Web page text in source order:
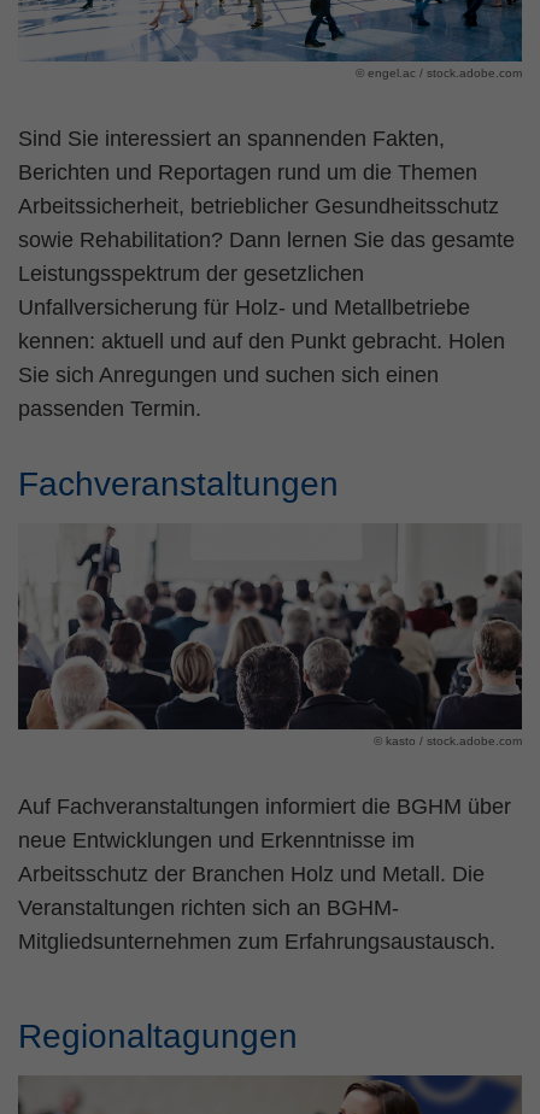
© engel.ac / stock.adobe.com
Sind Sie interessiert an spannenden Fakten,
Berichten und Reportagen rund um die Themen
Arbeitssicherheit, betrieblicher Gesundheitsschutz
sowie Rehabilitation? Dann lernen Sie das gesamte
Leistungsspektrum der gesetzlichen
Unfallversicherung für Holz- und Metallbetriebe
kennen: aktuell und auf den Punkt gebracht. Holen
Sie sich Anregungen und suchen sich einen
passenden Termin.
Fachveranstaltungen
© kasto / stock.adobe.com
Auf Fachveranstaltungen informiert die BGHM über
neue Entwicklungen und Erkenntnisse im
Arbeitsschutz der Branchen Holz und Metall. Die
Veranstaltungen richten sich an BGHM-
Mitgliedsunternehmen zum Erfahrungsaustausch.
Regionaltagungen
Name fe_typo_user
Laufzeit Session
Zweck
Dieses Cookie ist ein Standard-Session-
Cookie von TYPO3. Es speichert im Falle
eines Benutzer-Logins die Session ID
mithilfe derer der eingeloggte User
wiedererkannt wird, um ihm Zugang zu
geschützten Bereichen zu gewähren.
PHPSESSID
Laufzeit Ende der Sitzung
Zweck
Cookie-Informationen